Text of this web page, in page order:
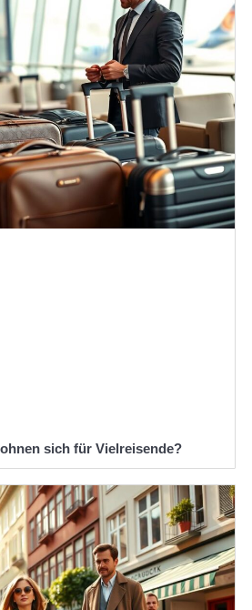
sich für Vielreisende?